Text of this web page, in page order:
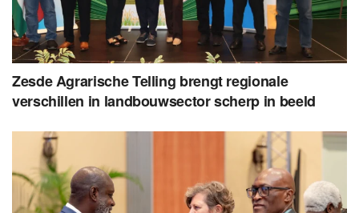
Zesde Agrarische Telling brengt regionale
verschillen in landbouwsector scherp in beeld